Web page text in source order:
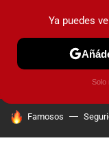
PRUEBAS
HOY SE HABLA DE
Famosos
Ya puedes
Solo